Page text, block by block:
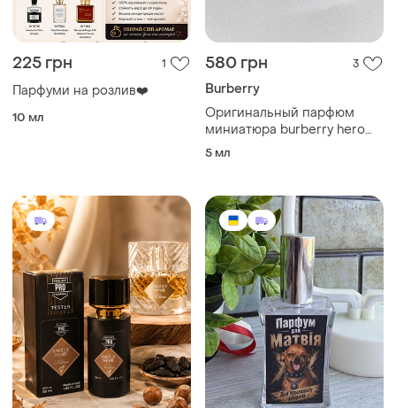
225 грн 1
Парфуми на розлив❤️
10 мл
580 грн 3
Burberry
Оригинальный парфюм
миниатюра burberry hero
parfum
5 мл